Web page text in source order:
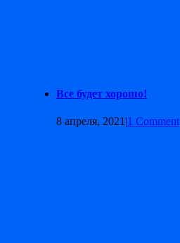
Все будет хорошо!
8 апреля, 2021 |1 Comment